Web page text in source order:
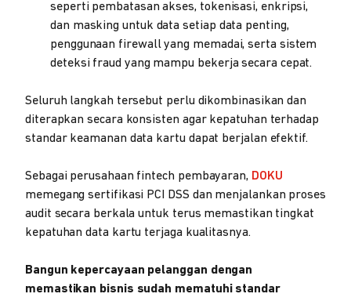
seperti pembatasan akses, tokenisasi, enkripsi,
dan masking untuk data setiap data penting,
penggunaan firewall yang memadai, serta sistem
deteksi fraud yang mampu bekerja secara cepat.
Seluruh langkah tersebut perlu dikombinasikan dan
diterapkan secara konsisten agar kepatuhan terhadap
standar keamanan data kartu dapat berjalan efektif.
Sebagai perusahaan fintech pembayaran, DOKU
memegang sertifikasi PCI DSS dan menjalankan proses
audit secara berkala untuk terus memastikan tingkat
kepatuhan data kartu terjaga kualitasnya.
Bangun kepercayaan pelanggan dengan
memastikan bisnis sudah mematuhi standar